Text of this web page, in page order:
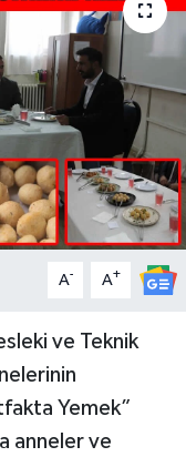
A- A+
ve Teknik
Yemek”
anneler ve